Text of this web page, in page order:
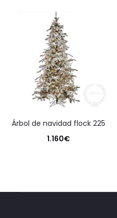
árbol de navidad flock 225
1.160€